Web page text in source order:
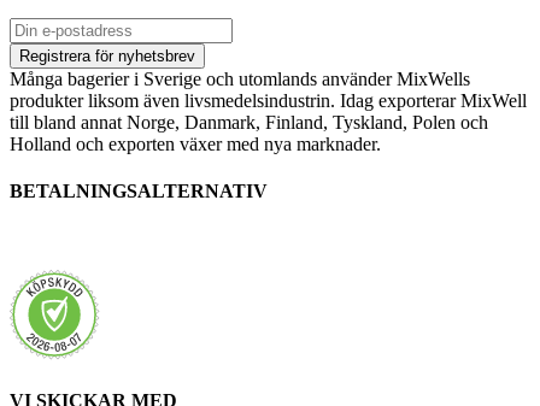
Många bagerier i Sverige och utomlands använder MixWells
produkter liksom även livsmedelsindustrin. Idag exporterar MixWell
till bland annat Norge, Danmark, Finland, Tyskland, Polen och
Holland och exporten växer med nya marknader.
BETALNINGSALTERNATIV
VI SKICKAR MED